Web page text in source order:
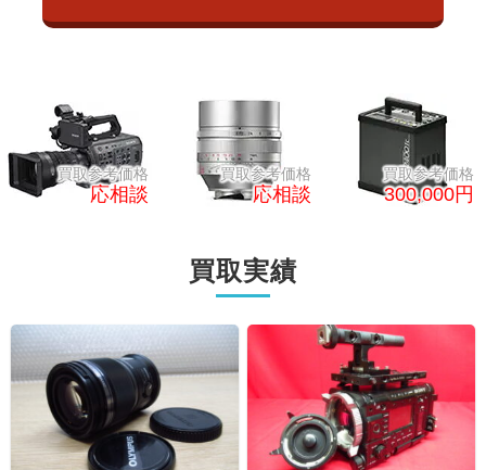
買取参考価格
応相談
買取参考価格
300,000円
買取参考価格
80,000円
買取実績